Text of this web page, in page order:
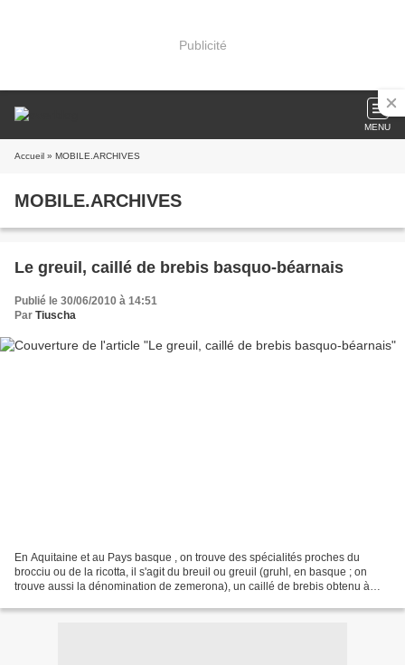
Publicité
MENU
Accueil » MOBILE.ARCHIVES
MOBILE.ARCHIVES
Le greuil, caillé de brebis basquo-béarnais
Publié le 30/06/2010 à 14:51
Par Tiuscha
En Aquitaine et au Pays basque , on trouve des spécialités proches du
brocciu ou de la ricotta, il s'agit du breuil ou greuil (gruhl, en basque ; on
trouve aussi la dénomination de zemerona), un caillé de brebis obtenu à